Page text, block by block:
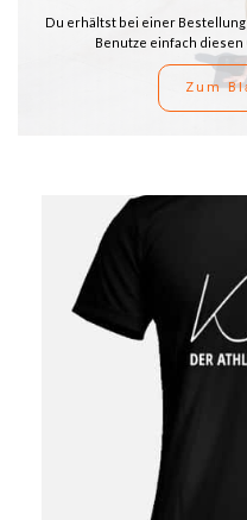
Du erhältst bei einer
Benutze einfach
Zum